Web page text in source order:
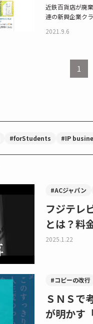
近鉄百貨店が廃
連の新興企業ク
2021.9.6
1
#forStudents #IP
#ACジャパン
フジテレ
とは？料
2025.1.22
#コピーの改行
ＳＮＳで
が明かす